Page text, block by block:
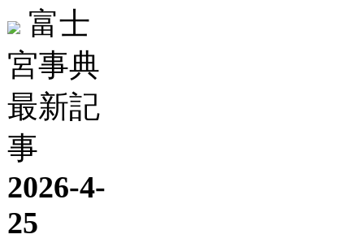
富士
宮事典
最新記
事
2026-4-
25